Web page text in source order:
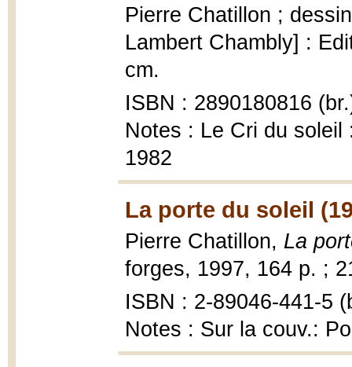
Pierre Chatillon ;
Lambert Chambly] :
cm.
ISBN : 2890180816
Notes : Le Cri du soleil
1982
La porte du soleil
Pierre Chatillon, La
forges, 1997, 164 p. ;
ISBN : 2-89046-441-5
Notes : Sur la couv.: